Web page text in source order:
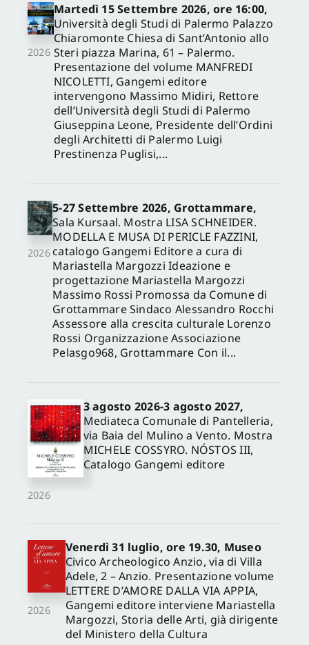
2026
Martedì 15 Settembre 2026, ore 16:00,
Università degli Studi di Palermo Palazzo
Chiaromonte Chiesa di Sant’Antonio allo
Steri piazza Marina, 61 – Palermo.
Presentazione del volume MANFREDI
NICOLETTI, Gangemi editore
intervengono Massimo Midiri, Rettore
dell’Università degli Studi di Palermo
Giuseppina Leone, Presidente dell’Ordini
degli Architetti di Palermo Luigi
Prestinenza Puglisi,...
2026
5-27 Settembre 2026, Grottammare,
Sala Kursaal. Mostra LISA SCHNEIDER.
MODELLA E MUSA DI PERICLE FAZZINI,
catalogo Gangemi Editore a cura di
Mariastella Margozzi Ideazione e
progettazione Mariastella Margozzi
Massimo Rossi Promossa da Comune di
Grottammare Sindaco Alessandro Rocchi
Assessore alla crescita culturale Lorenzo
Rossi Organizzazione Associazione
Pelasgo968, Grottammare Con il...
2026
3 agosto 2026-3 agosto 2027,
Mediateca Comunale di Pantelleria,
via Baia del Mulino a Vento. Mostra
MICHELE COSSYRO. NÓSTOS III,
Catalogo Gangemi editore
2026
Venerdì 31 luglio, ore 19.30, Museo
Civico Archeologico Anzio, via di Villa
Adele, 2 – Anzio. Presentazione volume
LETTERE D’AMORE DALLA VIA APPIA,
Gangemi editore interviene Mariastella
Margozzi, Storia delle Arti, già dirigente
del Ministero della Cultura